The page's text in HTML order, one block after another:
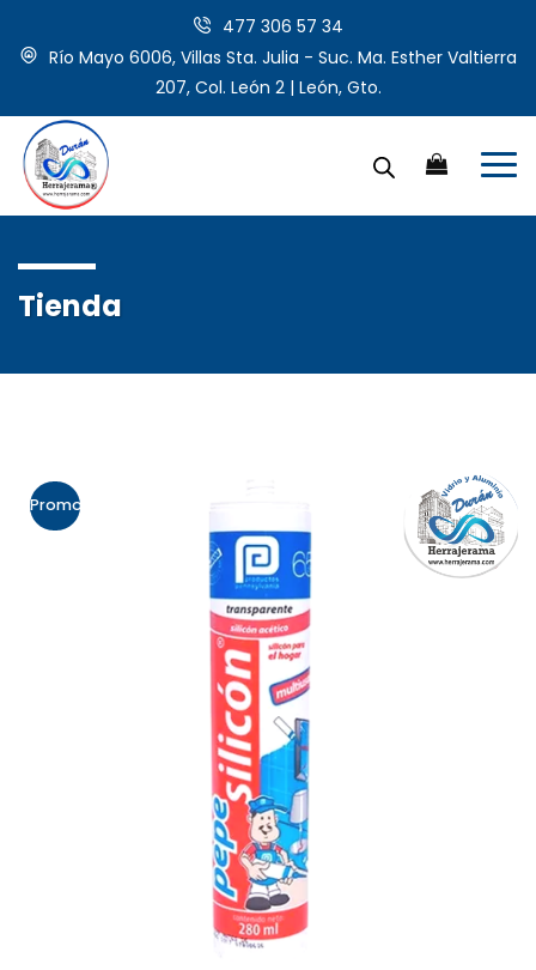
477 306 57 34
Río Mayo 6006, Villas Sta. Julia - Suc. Ma. Esther Valtierra
207, Col. León 2 | León, Gto.
Tienda
Promo!